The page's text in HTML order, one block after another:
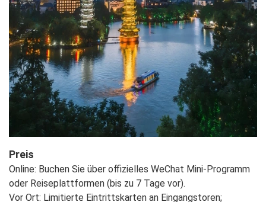
Preis
Online: Buchen Sie über offizielles WeChat Mini-Programm
oder Reiseplattformen (bis zu 7 Tage vor).
Vor Ort: Limitierte Eintrittskarten an Eingangstoren;